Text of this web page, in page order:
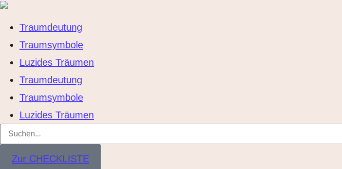
Traumdeutung
Traumsymbole
Luzides Träumen
Traumdeutung
Traumsymbole
Luzides Träumen
Zur CHECKLISTE